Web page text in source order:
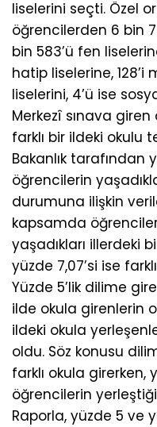
liselerini seçti. Özel
öğrencilerden 6 bin
bin 583’ü fen
hatip liselerine, 128’i
liselerini, 4’ü ise
Merkezî sınava
farklı bir ildeki okulu
Bakanlık tarafından
öğrencilerin
durumuna ilişkin
kapsamda
yaşadıkları illerdeki
yüzde 7,07’si ise
Yüzde 5’lik dilime
ilde okula girenlerin
ildeki okula
oldu. Söz konusu
farklı okula girerken,
öğrencilerin yerleştiği
Raporla, yüzde 5 ve